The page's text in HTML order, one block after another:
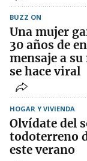
BUZZ ON
Una mujer
30 años de
mensaje a
se hace viral
HOGAR Y VIVIENDA
Olvídate del
todoterreno
este verano